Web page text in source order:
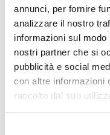
annunci, per fornire
analizzare il nostro
informazioni sul
nostri partner che si
pubblicità e social
con altre informazioni
raccolto dal suo